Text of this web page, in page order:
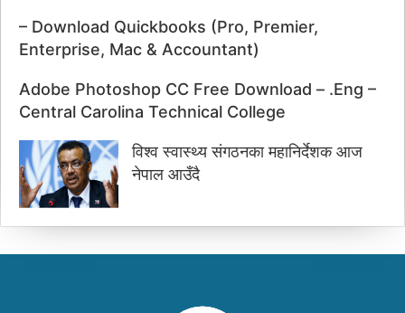
– Download Quickbooks (Pro, Premier,
Enterprise, Mac & Accountant)
Adobe Photoshop CC Free Download – .Eng –
Central Carolina Technical College
विश्व स्वास्थ्य संगठनका महानिर्देशक आज
नेपाल आउँदै